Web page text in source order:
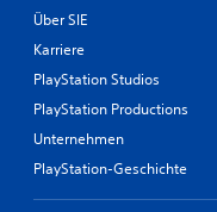
Über SIE
Karriere
PlayStation Studios
PlayStation Productions
Unternehmen
PlayStation-Geschichte